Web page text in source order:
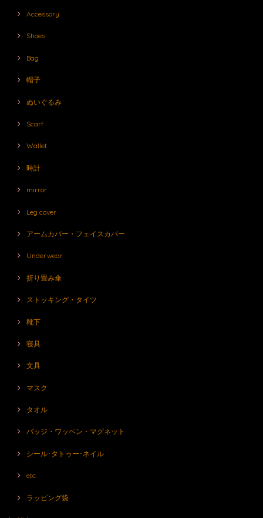
Accessory
Shoes
Bag
帽子
ぬいぐるみ
Scarf
Wallet
時計
mirror
Leg cover
アームカバー・フェイスカバー
Underwear
折り畳み傘
ストッキング・タイツ
靴下
寝具
文具
マスク
タオル
バッジ・ワッペン・マグネット
シール･タトゥー･ネイル
etc.
ラッピング袋